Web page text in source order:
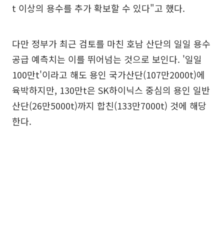
t 이상의 용수를 추가 확보할 수 있다"고 했다.
다만 정부가 최근 검토를 마친 호남 산단의 일일 용수
공급 예측치는 이를 뛰어넘는 것으로 보인다. '일일
100만t'이라고 해도 용인 국가산단(107만2000t)에
육박하지만, 130만t은 SK하이닉스 중심의 용인 일반
산단(26만5000t)까지 합친(133만7000t) 것에 해당
한다.